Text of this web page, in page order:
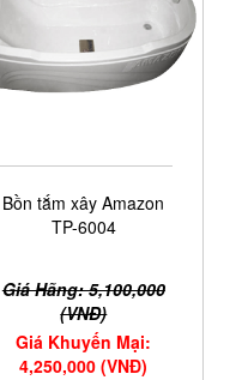
Bồn tắm xây Amazon
TP-6004
Giá Hãng: 5,100,000
(VNĐ)
Giá Khuyến Mại:
4,250,000 (VNĐ)